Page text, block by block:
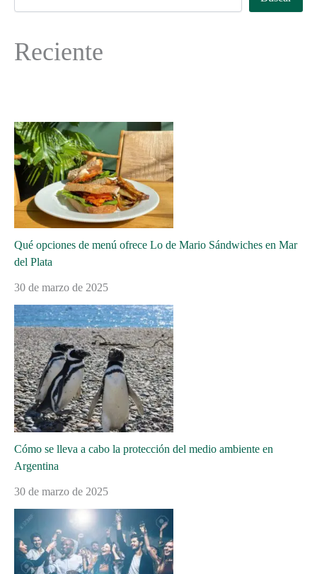
Reciente
Qué opciones de menú ofrece Lo de Mario Sándwiches en Mar
del Plata
30 de marzo de 2025
Cómo se lleva a cabo la protección del medio ambiente en
Argentina
30 de marzo de 2025